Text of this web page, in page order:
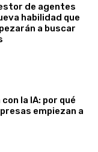
de agentes
habilidad que
a buscar
la IA: por qué
empiezan a